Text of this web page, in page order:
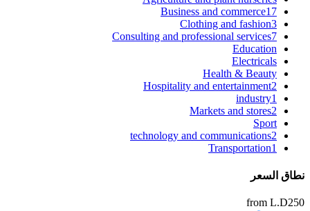
Business and commerce17
Clothing and fashion3
Consulting and professional services7
Education
Electricals
Health & Beauty
Hospitality and entertainment2
industry1
Markets and stores2
Sport
technology and communications2
Transportation1
نطاق السعر
from L.D250